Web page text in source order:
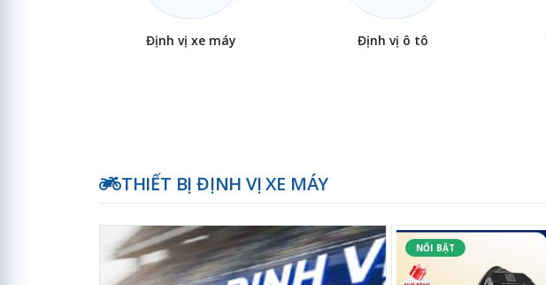
Định vị xe máy Định vị ô tô
THIẾT BỊ ĐỊNH VỊ XE MÁY